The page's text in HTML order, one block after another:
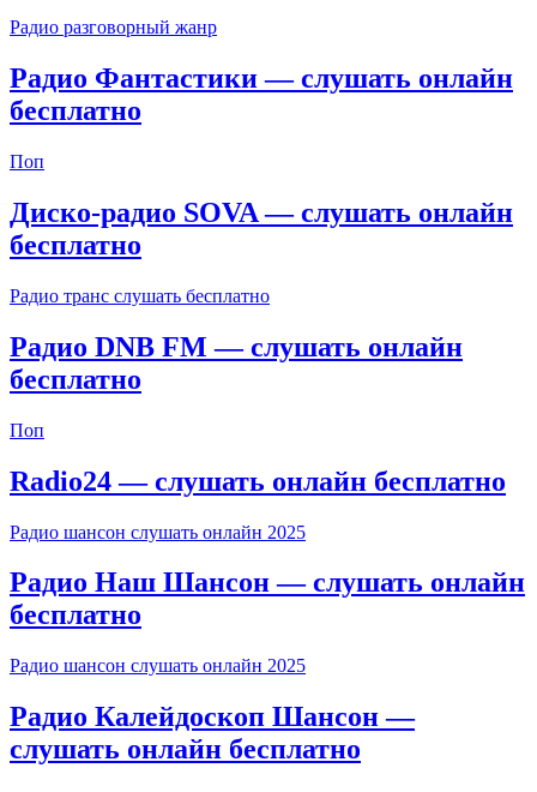
Радио разговорный жанр
Радио Фантастики — слушать онлайн
бесплатно
Поп
Диско-радио SOVA — слушать онлайн
бесплатно
Радио транс слушать бесплатно
Радио DNB FM — слушать онлайн
бесплатно
Поп
Radio24 — слушать онлайн бесплатно
Радио шансон слушать онлайн 2025
Радио Наш Шансон — слушать онлайн
бесплатно
Радио шансон слушать онлайн 2025
Радио Калейдоскоп Шансон —
слушать онлайн бесплатно